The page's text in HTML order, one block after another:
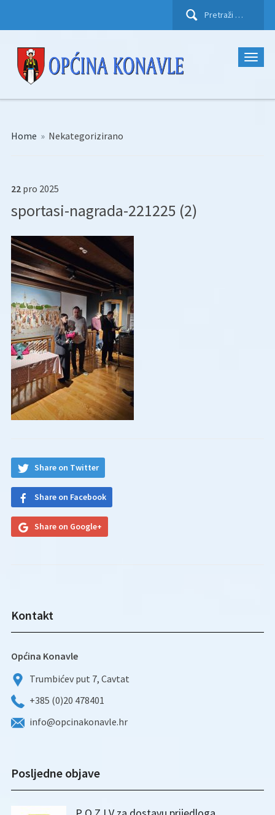
Pretraži:
Home » Nekategorizirano
22 pro 2025
sportasi-nagrada-221225 (2)
Share on Twitter
Share on Facebook
Share on Google+
Kontakt
Općina Konavle
Trumbićev put 7, Cavtat
+385 (0)20 478401
info@opcinakonavle.hr
Posljedne objave